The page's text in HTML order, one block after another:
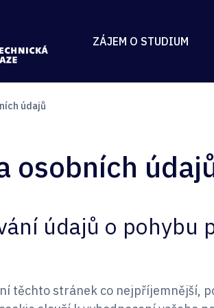
ZÁJEM O STUDIUM
údajů
osobních
údajů o pohybu
těchto stránek co nejpříjemnější,